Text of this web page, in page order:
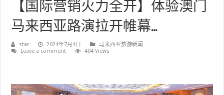
【国际营销火力全开】体验澳门
马来西亚路演拉开帷幕…
star 2024年7月4日
马来西亚旅游新闻
Leave a comment
404 Views